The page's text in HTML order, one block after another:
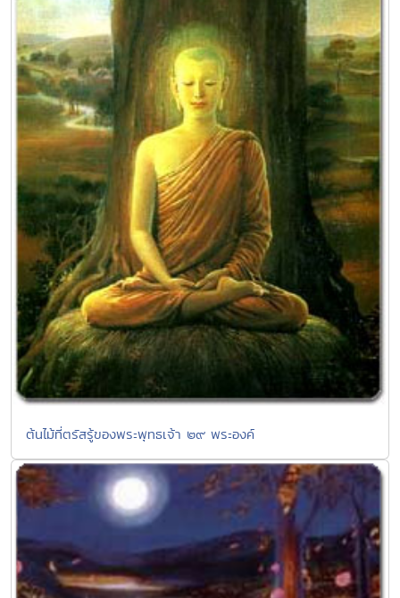
ต้นไม้ที่ตรัสรู้ของพระพุทธเจ้า ๒๙ พระองค์